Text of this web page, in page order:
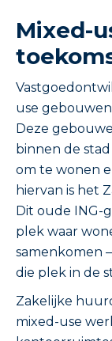
Mixed-
use
Deze
binnen de
om te wonen
hiervan is het
Dit oude
plek waar
samenkomen
die plek in de
Zakelijke
mixed-use